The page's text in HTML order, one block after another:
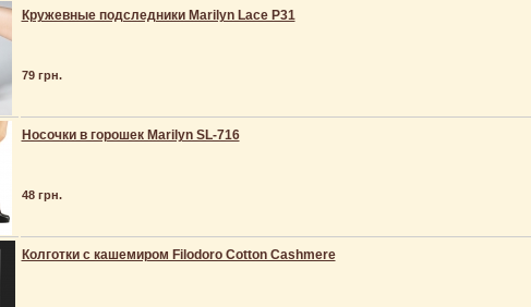
Кружевные подследники Marilyn Lace P31
79 грн.
Носочки в горошек Marilyn SL-716
48 грн.
Колготки с кашемиром Filodoro Cotton Cashmere